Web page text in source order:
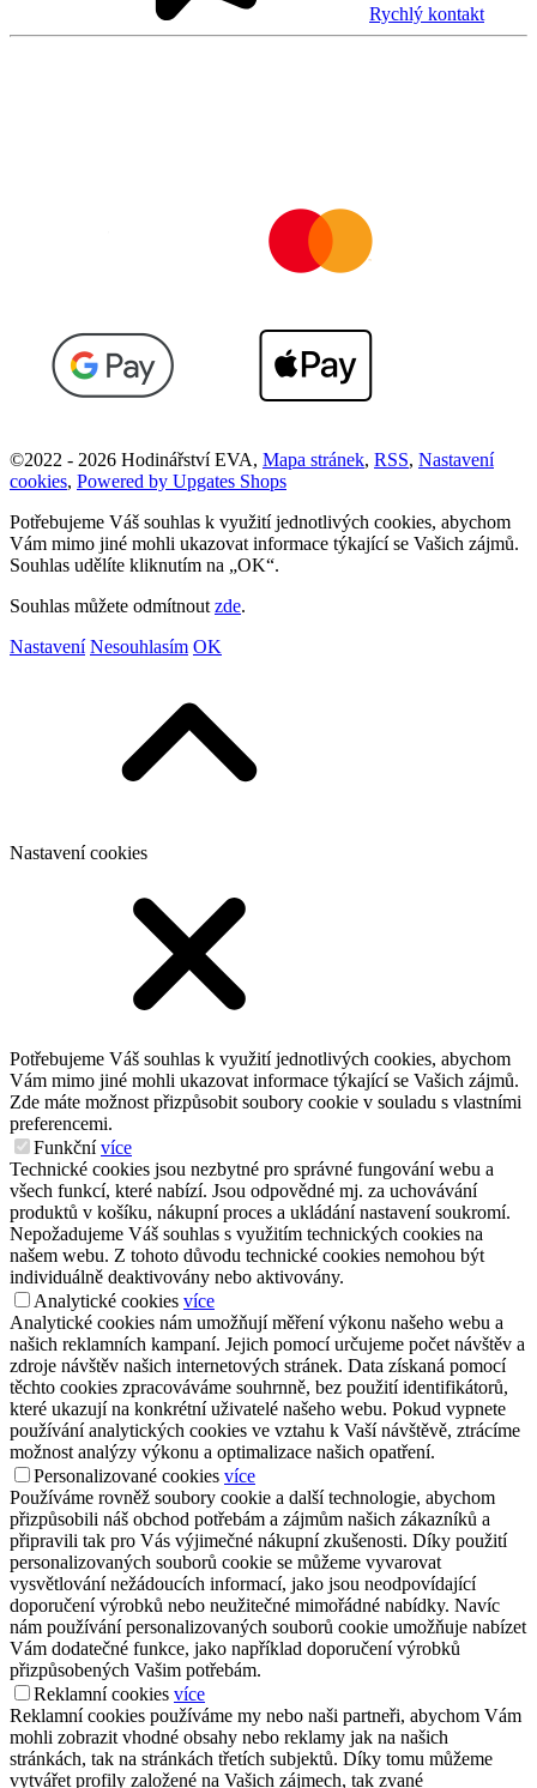
Rychlý kontakt
©2022 - 2026 Hodinářství EVA, Mapa stránek, RSS, Nastavení
cookies, Powered by Upgates Shops
Potřebujeme Váš souhlas k využití jednotlivých cookies, abychom
Vám mimo jiné mohli ukazovat informace týkající se Vašich zájmů.
Souhlas udělíte kliknutím na „OK“.
Souhlas můžete odmítnout zde.
Nastavení Nesouhlasím OK
Nastavení cookies
Potřebujeme Váš souhlas k využití jednotlivých cookies, abychom
Vám mimo jiné mohli ukazovat informace týkající se Vašich zájmů.
Zde máte možnost přizpůsobit soubory cookie v souladu s vlastními
preferencemi.
Funkční více
Technické cookies jsou nezbytné pro správné fungování webu a
všech funkcí, které nabízí. Jsou odpovědné mj. za uchovávání
produktů v košíku, nákupní proces a ukládání nastavení soukromí.
Nepožadujeme Váš souhlas s využitím technických cookies na
našem webu. Z tohoto důvodu technické cookies nemohou být
individuálně deaktivovány nebo aktivovány.
Analytické cookies více
Analytické cookies nám umožňují měření výkonu našeho webu a
našich reklamních kampaní. Jejich pomocí určujeme počet návštěv a
zdroje návštěv našich internetových stránek. Data získaná pomocí
těchto cookies zpracováváme souhrnně, bez použití identifikátorů,
které ukazují na konkrétní uživatelé našeho webu. Pokud vypnete
používání analytických cookies ve vztahu k Vaší návštěvě, ztrácíme
možnost analýzy výkonu a optimalizace našich opatření.
Personalizované cookies více
Používáme rovněž soubory cookie a další technologie, abychom
přizpůsobili náš obchod potřebám a zájmům našich zákazníků a
připravili tak pro Vás výjimečné nákupní zkušenosti. Díky použití
personalizovaných souborů cookie se můžeme vyvarovat
vysvětlování nežádoucích informací, jako jsou neodpovídající
doporučení výrobků nebo neužitečné mimořádné nabídky. Navíc
nám používání personalizovaných souborů cookie umožňuje nabízet
Vám dodatečné funkce, jako například doporučení výrobků
přizpůsobených Vašim potřebám.
Reklamní cookies více
Reklamní cookies používáme my nebo naši partneři, abychom Vám
mohli zobrazit vhodné obsahy nebo reklamy jak na našich
stránkách, tak na stránkách třetích subjektů. Díky tomu můžeme
vytvářet profily založené na Vašich zájmech, tak zvané